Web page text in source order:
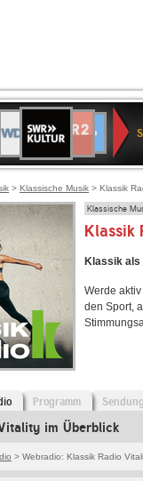
80er
90er
OLDIE
ANTENNE
SWR3
WDR
4
BR-
KLASSIK
Deutschlandfunk
Kultur
2
Kultur2
> Klassische Musik > Klassik
Klassische
Klassik
Klassik als
Werde
den Sport,
Programm
im Überblick
> Webradio: Klassik Radio